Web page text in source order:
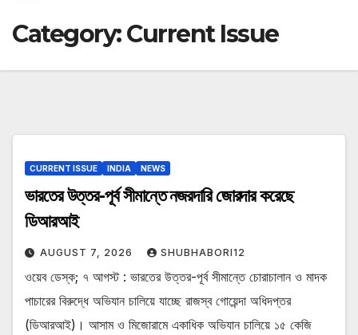
Category:Current Issue
CURRENT ISSUE INDIA NEWS
ভারতের উত্তর-পূর্ব সীমান্তে নজরদারি জোরদার করেছে
ডিআরআই
AUGUST 7, 2026 SHUBHABORI12
ওয়েব ডেস্ক; ৭ আগস্ট : ভারতের উত্তর-পূর্ব সীমান্তে চোরাচালান ও মাদক
পাচারের বিরুদ্ধে অভিযান চালিয়ে যাচ্ছে রাজস্ব গোয়েন্দা অধিদপ্তর
(ডিআরআই)। আসাম ও মিজোরামে একাধিক অভিযান চালিয়ে ১৫ কেজি